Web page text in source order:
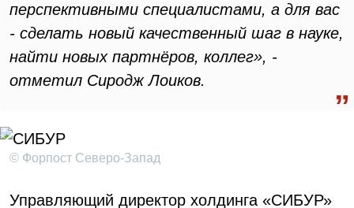
перспективными специалистами, а для вас
- сделать новый качественный шаг в науке,
найти новых партнёров, коллег», -
отметил Сиродж Лоиков.
© Форпост Северо-Запад
Управляющий директор холдинга «СИБУР»